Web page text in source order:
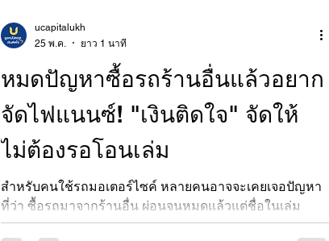
หมดปัญหาซื้อรถร้านอื่นแล้วอยาก
จัดไฟแนนซ์! "เงินติดใจ" จัดให้
ไม่ต้องรอโอนเล่ม
สำหรับคนใช้รถมอเตอร์ไซค์ หลายคนอาจจะเคยเจอปัญหา
ที่ว่า ซื้อรถมาจากร้านอื่น ผ่อนจนหมดแล้วแต่ชื่อในเล่ม
ทะเบียนยังโอนไม่เสร็จเรียบร้อย พอมีความจำเป็นต้องใช้เงิน
ucapitalukh
25 พ.ค.
ยาว 1 นาที